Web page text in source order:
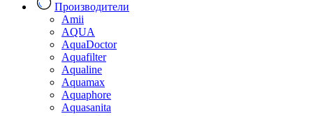
Производители
Amii
AQUA
AquaDoctor
Aquafilter
Aqualine
Aquamax
Aquaphore
Aquasanita